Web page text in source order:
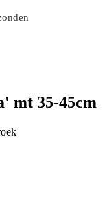
mt 35-45cm